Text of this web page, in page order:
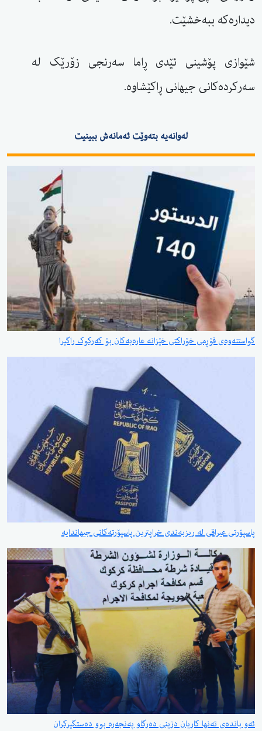
دیدارەکە ببەخشێت.
شێوازی پۆشینی ئێدی ڕاما سەرنجی زۆرێک لە
سەرکردەکانی جیهانی ڕاکێشاوە.
لەوانەیە بتەوێت ئەمانەش ببینیت
گواستنەوەی فۆڕمی خۆراکتی خێزانە عارەبەکان بۆ کەرکوک راگیرا
پاسپۆرتی عیراقی لە ریزبەندی خراپترین پاسپۆرتەکانی جیهاندایە
ئەو باندەی تەنها کاریان دزینی دەرگاو پەنجەرە بوو دەستگیرکران